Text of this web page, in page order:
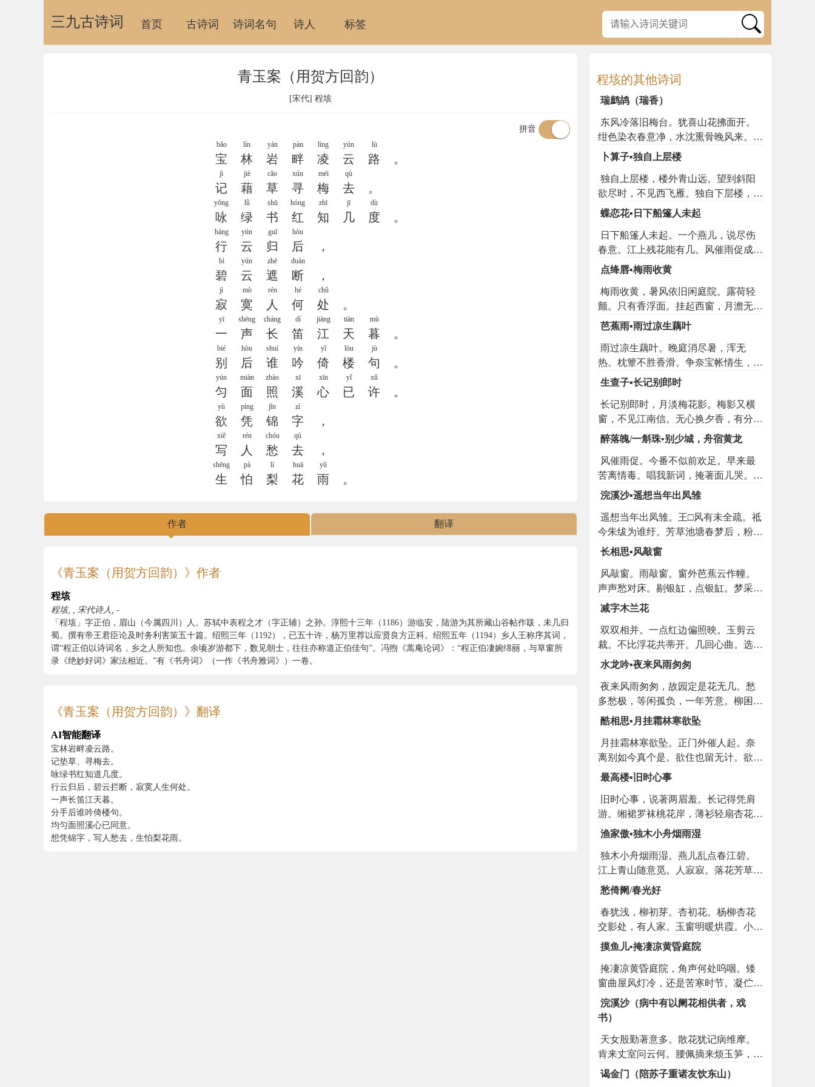
三九古诗词 首页 古诗词 诗词名句 诗人 标签
青玉案（用贺方回韵）
[宋代] 程垓
拼音
bǎo lín yán pàn líng yún lù
宝 林 岩 畔 凌 云 路 。
jì jiè cǎo xún méi qù
记 藉 草 寻 梅 去 。
yǒng lǜ shū hóng zhī jī dù
咏 绿 书 红 知 几 度 。
háng yún guī hòu
行 云 归 后 ，
bì yún zhē duàn
碧 云 遮 断 ，
jì mò rén hé chǔ
寂 寞 人 何 处 。
yī shēng cháng dí jiāng tiān mù
一 声 长 笛 江 天 暮 。
bié hòu shuí yín yǐ lóu jù
别 后 谁 吟 倚 楼 句 。
yún miàn zhào xī xīn yǐ xǔ
匀 面 照 溪 心 已 许 。
yù píng jǐn zì
欲 凭 锦 字 ，
xiě rén chóu qù
写 人 愁 去 ，
shēng pà lí huā yǔ
生 怕 梨 花 雨 。
作者 翻译
《青玉案（用贺方回韵）》作者
程垓
程垓, , 宋代诗人, -
「程垓」字正伯，眉山（今属四川）人。苏轼中表程之才（字正辅）之孙。淳熙十三年（1186）游临安，陆游为其所藏山谷帖作跋，未几归
蜀。撰有帝王君臣论及时务利害策五十篇。绍熙三年（1192），已五十许，杨万里荐以应贤良方正科。绍熙五年（1194）乡人王称序其词，
谓“程正伯以诗词名，乡之人所知也。余顷岁游都下，数见朝士，往往亦称道正伯佳句”。冯煦《蒿庵论词》：“程正伯凄婉绵丽，与草窗所
录《绝妙好词》家法相近。”有《书舟词》（一作《书舟雅词》）一卷。
《青玉案（用贺方回韵）》翻译
AI智能翻译
宝林岩畔凌云路。
记垫草、寻梅去。
咏绿书红知道几度。
行云归后，碧云拦断，寂寞人生何处。
一声长笛江天暮。
分手后谁吟倚楼句。
均匀面照溪心已同意。
想凭锦字，写人愁去，生怕梨花雨。
程垓的其他诗词
瑞鹧鸪（瑞香）
东风冷落旧梅台。犹喜山花拂面开。
绀色染衣春意净，水沈熏骨晚风来。柔
条不学丁香结，矮树仍参茉莉栽。安得
卜算子▪独自上层楼
独自上层楼，楼外青山远。望到斜阳
欲尽时，不见西飞雁。独自下层楼，楼
下蛩声怨。待到黄昏月上时，依旧柔肠
蝶恋花▪日下船篷人未起
日下船篷人未起。一个燕儿，说尽伤
春意。江上残花能有几。风催雨促成容
易。湖海客心千万里。著力东风，推得
湖醉。
点绛唇▪梅雨收黄
梅雨收黄，暑风依旧闲庭院。露荷轻
颤。只有香浮面。挂起西窗，月澹无人
见。幽情远。随钗低扇。好个凉方
芭蕉雨▪雨过凉生藕叶
雨过凉生藕叶。晚庭消尽暑，浑无
热。枕簟不胜香滑。争奈宝帐情生，金
尊意惬。玉人何处梦蝶。思一见冰雪。
夜小院无人，重楼有月。
生查子▪长记别郎时
长记别郎时，月淡梅花影。梅影又横
窗，不见江南信。无心换夕香，有分怜
朝镜。不怕瘦棱棱，只怕梅开尽。
醉落魄/一斛珠•别少城，舟宿黄龙
风催雨促。今番不似前欢足。早来最
苦离情毒。唱我新词，掩著面儿哭。临
行只怕人行远。慇勤更写多情曲。相逢
玉。
浣溪沙▪遥想当年出凤雏
遥想当年出凤雏。王□风有未全疏。祗
今朱绂为谁纡。芳草池塘春梦后，粉香
帘幕晓晴初。一簪华发要人梳。
长相思▪风敲窗
风敲窗。雨敲窗。窗外芭蕉云作幢。
声声愁对床。剔银缸，点银缸。梦采芙
蓉隔一江。几时蝴蝶双。
减字木兰花
双双相并。一点红边偏照映。玉剪云
裁。不比浮花共蒂开。几回心曲。选胜
摘来情自足。插向云鬟。要与仙郎比并
水龙吟▪夜来风雨匆匆
夜来风雨匆匆，故园定是花无几。愁
多愁极，等闲孤负，一年芳意。柳困花
慵，杏青梅小，对人容易。算好春长
南旧事。恨星星不堪重记。如今但有，
看花老眼，伤时清泪。不怕逢花瘦，只
愁怕老来风味。待繁红乱处，留云借
酷相思▪月挂霜林寒欲坠
月挂霜林寒欲坠。正门外催人起。奈
离别如今真个是。欲住也留无计。欲去
也来无计。马上离魂衣上泪。各自个供
寄。人到也须频寄。
最高楼▪旧时心事
旧时心事，说著两眉羞。长记得凭肩
游。缃裙罗袜桃花岸，薄衫轻扇杏花
楼。几番行，几番醉，几番留。也谁料
老，恨难酬。蜂儿不解知人苦，燕儿不
解说人愁。旧情怀，消不尽，几时
休。
渔家傲▪独木小舟烟雨湿
独木小舟烟雨湿。燕儿乱点春江碧。
江上青山随意觅。人寂寂。落花芳草催
寒食。昨夜青楼今日客。吹愁不得东风
个传消息。
愁倚阑/春光好
春犹浅，柳初芽。杏初花。杨柳杏花
交影处，有人家。玉窗明暖烘霞。小屏
上水远山斜。昨夜酒多春睡重，莫惊
摸鱼儿•掩凄凉黄昏庭院
掩凄凉黄昏庭院，角声何处呜咽。矮
窗曲屋风灯冷，还是苦寒时节。凝伫
切。念翠被熏笼，夜夜成虚设。倚阑愁
绝。听凤竹声中，犀影帐外，簌簌酿寒
院初发。吹香弄蕊无人见，惟有暮云千
叠。情未彻。又谁料而今，好梦分胡
越。不堪重说。但记得当初，重门锁
浣溪沙（病中有以阑花相供者，戏
书）
天女殷勤著意多。散花犹记病维摩。
肯来丈室问云何。腰佩摘来烦玉笋，鬓
香分处想秋波。不知真个有情么。
谒金门（陪苏子重诸友饮东山）